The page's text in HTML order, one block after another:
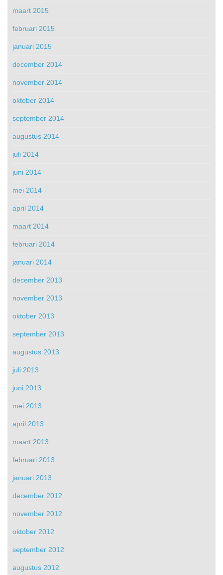
maart 2015
februari 2015
januari 2015
december 2014
november 2014
oktober 2014
september 2014
augustus 2014
juli 2014
juni 2014
mei 2014
april 2014
maart 2014
februari 2014
januari 2014
december 2013
november 2013
oktober 2013
september 2013
augustus 2013
juli 2013
juni 2013
mei 2013
april 2013
maart 2013
februari 2013
januari 2013
december 2012
november 2012
oktober 2012
september 2012
augustus 2012